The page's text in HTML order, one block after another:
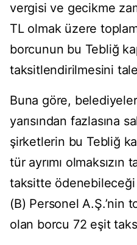
vergisi ve gecikme
TL olmak üzere
borcunun bu Tebliğ
taksitlendirilmesini
Buna göre,
yarısından fazlasına
şirketlerin bu Tebliğ
tür ayrımı olmaksızın
taksitte ödenebileceği
(B) Personel A.Ş.’nin
olan borcu 72 eşit